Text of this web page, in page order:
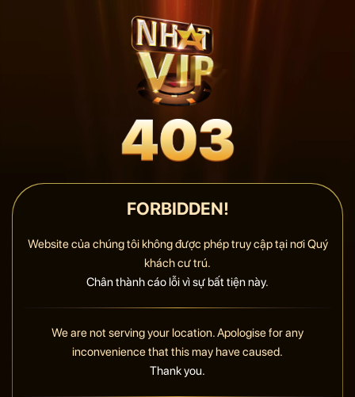
FORBIDDEN!
Website của chúng tôi không được phép truy cập tại nơi Quý
khách cư trú.
Chân thành cáo lỗi vì sự bất tiện này.
We are not serving your location. Apologise for any
inconvenience that this may have caused.
Thank you.